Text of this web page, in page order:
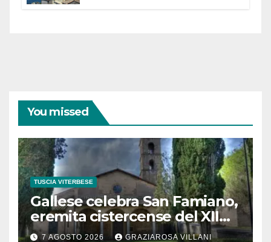
You missed
TUSCIA VITERBESE
Gallese celebra San Famiano,
eremita cistercense del XII
secolo
7 AGOSTO 2026 GRAZIAROSA VILLANI